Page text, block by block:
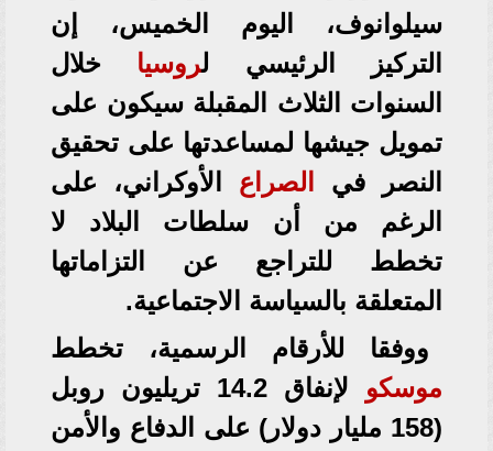
سيلوانوف، اليوم الخميس، إن
التركيز الرئيسي لروسيا خلال
السنوات الثلاث المقبلة سيكون على
تمويل جيشها لمساعدتها على تحقيق
النصر في
الصراع الأوكراني، على
الرغم من أن سلطات البلاد لا
تخطط للتراجع عن التزاماتها
المتعلقة بالسياسة الاجتماعية.
ووفقا للأرقام الرسمية، تخطط
موسكو
لإنفاق 14.2 تريليون روبل
(158 مليار دولار) على الدفاع والأمن